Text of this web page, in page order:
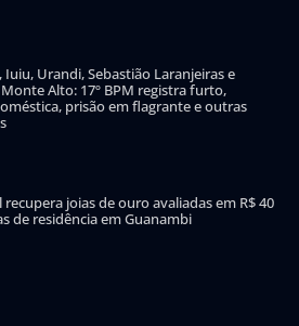
Iuiu, Urandi, Sebastião Laranjeiras e
Alto: 17º BPM registra furto,
prisão em flagrante e outras
recupera joias de ouro avaliadas em R$ 40
de residência em Guanambi